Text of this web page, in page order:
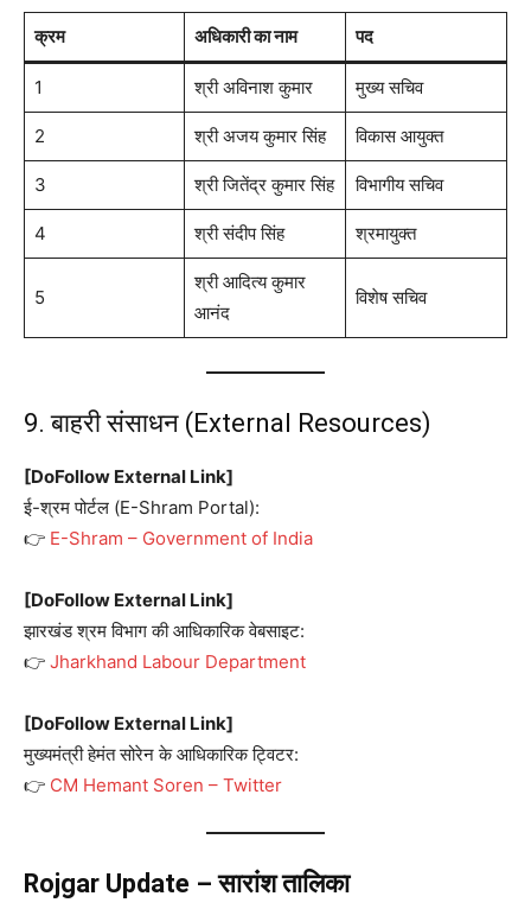
क्रम अधिकारी का नाम पद
1 श्री अविनाश कुमार मुख्य सचिव
2 श्री अजय कुमार सिंह विकास आयुक्त
3 श्री जितेंद्र कुमार सिंह विभागीय सचिव
4 श्री संदीप सिंह श्रमायुक्त
5
श्री आदित्य कुमार
आनंद
विशेष सचिव
9. बाहरी संसाधन (External Resources)
[DoFollow External Link]
ई-श्रम पोर्टल (E-Shram Portal):
👉 E-Shram – Government of India
[DoFollow External Link]
झारखंड श्रम विभाग की आधिकारिक वेबसाइट:
👉 Jharkhand Labour Department
[DoFollow External Link]
मुख्यमंत्री हेमंत सोरेन के आधिकारिक ट्विटर:
👉 CM Hemant Soren – Twitter
Rojgar Update – सारांश तालिका